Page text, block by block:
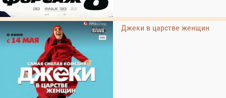
Джеки в царстве женщин